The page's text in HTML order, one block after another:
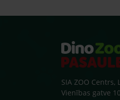
SIA ZOO Centrs,
Vienības gatve